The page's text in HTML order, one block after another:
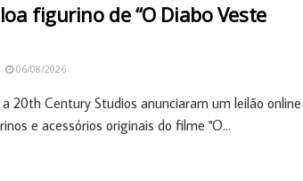
figurino de “O Diabo Veste
06/08/2026
20th Century Studios anunciaram um leilão online
e acessórios originais do filme "O...